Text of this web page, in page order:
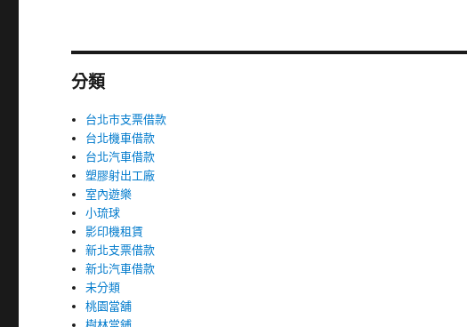
分類
台北市支票借款
台北機車借款
台北汽車借款
塑膠射出工廠
室內遊樂
小琉球
影印機租賃
新北支票借款
新北汽車借款
未分類
桃園當舖